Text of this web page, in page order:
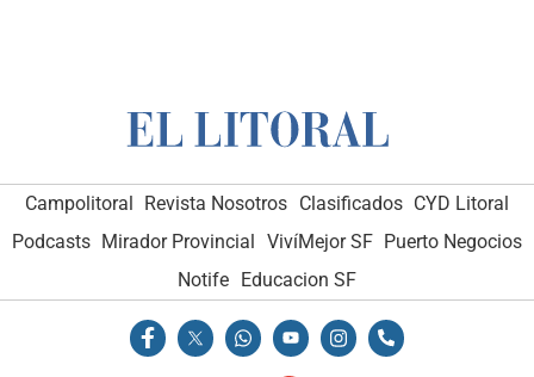
Campolitoral Revista Nosotros Clasificados CYD Litoral
Podcasts Mirador Provincial VivíMejor SF Puerto Negocios
Notife
Educacion SF